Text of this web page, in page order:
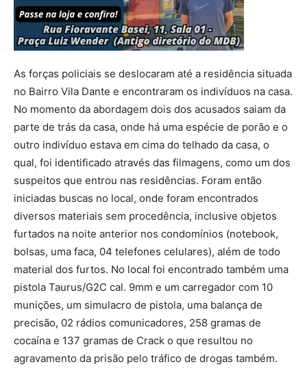
As forças policiais se deslocaram até a residência situada
no Bairro Vila Dante e encontraram os indivíduos na casa.
No momento da abordagem dois dos acusados saiam da
parte de trás da casa, onde há uma espécie de porão e o
outro indivíduo estava em cima do telhado da casa, o
qual, foi identificado através das filmagens, como um dos
suspeitos que entrou nas residências. Foram então
iniciadas buscas no local, onde foram encontrados
diversos materiais sem procedência, inclusive objetos
furtados na noite anterior nos condomínios (notebook,
bolsas, uma faca, 04 telefones celulares), além de todo
material dos furtos. No local foi encontrado também uma
pistola Taurus/G2C cal. 9mm e um carregador com 10
munições, um simulacro de pistola, uma balança de
precisão, 02 rádios comunicadores, 258 gramas de
cocaína e 137 gramas de Crack o que resultou no
agravamento da prisão pelo tráfico de drogas também.